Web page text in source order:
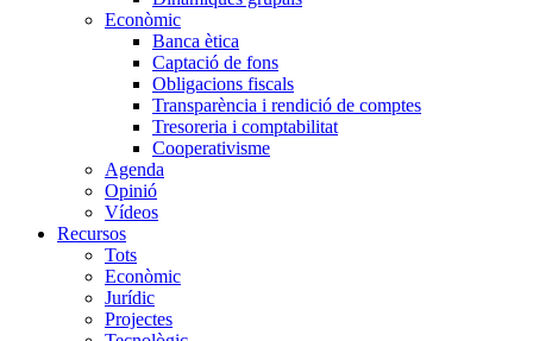
Econòmic
Banca ètica
Captació de fons
Obligacions fiscals
Transparència i rendició de comptes
Tresoreria i comptabilitat
Cooperativisme
Agenda
Opinió
Vídeos
Recursos
Tots
Econòmic
Jurídic
Projectes